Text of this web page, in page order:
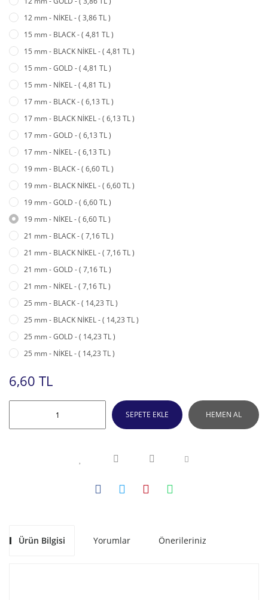
12 mm - NİKEL - ( 3,86 TL )
15 mm - BLACK - ( 4,81 TL )
15 mm - BLACK NİKEL - ( 4,81 TL )
15 mm - GOLD - ( 4,81 TL )
15 mm - NİKEL - ( 4,81 TL )
17 mm - BLACK - ( 6,13 TL )
17 mm - BLACK NİKEL - ( 6,13 TL )
17 mm - GOLD - ( 6,13 TL )
17 mm - NİKEL - ( 6,13 TL )
19 mm - BLACK - ( 6,60 TL )
19 mm - BLACK NİKEL - ( 6,60 TL )
19 mm - GOLD - ( 6,60 TL )
19 mm - NİKEL - ( 6,60 TL )
21 mm - BLACK - ( 7,16 TL )
21 mm - BLACK NİKEL - ( 7,16 TL )
21 mm - GOLD - ( 7,16 TL )
21 mm - NİKEL - ( 7,16 TL )
25 mm - BLACK - ( 14,23 TL )
25 mm - BLACK NİKEL - ( 14,23 TL )
25 mm - GOLD - ( 14,23 TL )
25 mm - NİKEL - ( 14,23 TL )
6,60 TL
SEPETE EKLE HEMEN AL
Ürün Bilgisi Yorumlar Önerileriniz